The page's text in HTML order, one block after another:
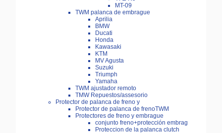
MT-09
TWM palanca de embrague
Aprilia
BMW
Ducati
Honda
Kawasaki
KTM
MV Agusta
Suzuki
Triumph
Yamaha
TWM ajustador remoto
TMW Repuestos/assesorio
Protector de palanca de freno y
Protector de palanca de frenoTWM
Protectores de freno y embrague
conjunto freno+protección embrag
Proteccion de la palanca clutch